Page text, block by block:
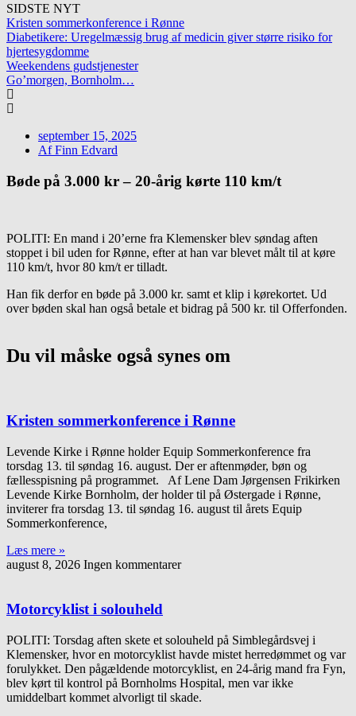
SIDSTE NYT
Kristen sommerkonference i Rønne
Diabetikere: Uregelmæssig brug af medicin giver større risiko for
hjertesygdomme
Weekendens gudstjenester
Go’morgen, Bornholm…
september 15, 2025
AfFinn Edvard
Bøde på 3.000 kr – 20-årig kørte 110 km/t
POLITI: En mand i 20’erne fra Klemensker blev søndag aften
stoppet i bil uden for Rønne, efter at han var blevet målt til at køre
110 km/t, hvor 80 km/t er tilladt.
Han fik derfor en bøde på 3.000 kr. samt et klip i kørekortet. Ud
over bøden skal han også betale et bidrag på 500 kr. til Offerfonden.
Du vil måske også synes om
Kristen sommerkonference i Rønne
Levende Kirke i Rønne holder Equip Sommerkonference fra
torsdag 13. til søndag 16. august. Der er aftenmøder, bøn og
fællesspisning på programmet. Af Lene Dam Jørgensen Frikirken
Levende Kirke Bornholm, der holder til på Østergade i Rønne,
inviterer fra torsdag 13. til søndag 16. august til årets Equip
Sommerkonference,
Læs mere »
august 8, 2026 Ingen kommentarer
Motorcyklist i solouheld
POLITI: Torsdag aften skete et solouheld på Simblegårdsvej i
Klemensker, hvor en motorcyklist havde mistet herredømmet og var
forulykket. Den pågældende motorcyklist, en 24-årig mand fra Fyn,
blev kørt til kontrol på Bornholms Hospital, men var ikke
umiddelbart kommet alvorligt til skade.